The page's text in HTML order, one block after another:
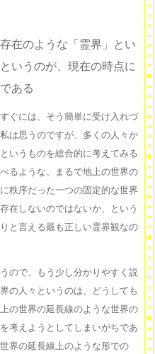
在のような「霊界」とい
いうのが、現在の時点に
ある
ぐには、そう簡単に受け入れづ
は思うのですが、多くの人々か
いうものを総合的に考えてみる
るような、まるで地上の世界の
秩序だった一つの固定的な世界
在しないのではないか、という
と言える最も正しい霊界観なの
ので、もう少し分かりやすく説
の人々というのは、どうしても
の世界の延長線のような世界の
考えようとしてしまいがちであ
界の延長線上のような形での